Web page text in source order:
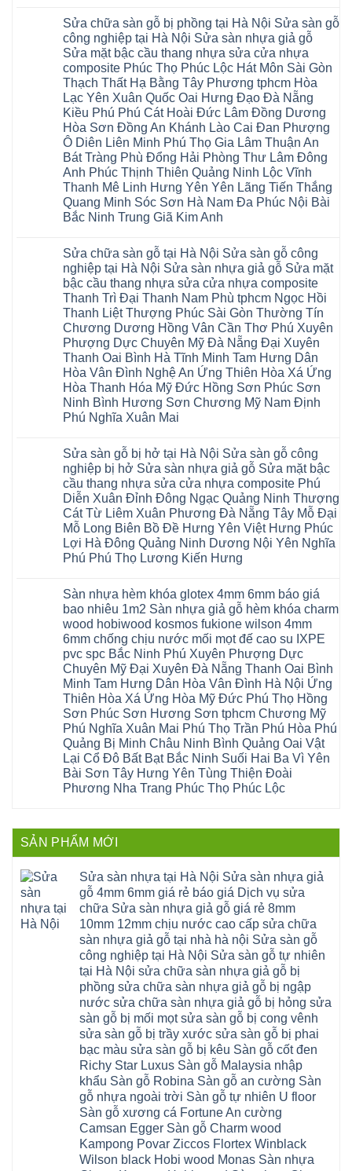
wood
đế
cao
su
IXPE
Hưng
Yên
Sài
Gòn
Ân
Thi
Hoàng
Mai
Hào
Tiên
Lữ
Từ
Liêm
Phù
Cừ
Thanh
Xuân
Kim
Động
Văn
Giang
Cầu
Giấy
Văn
Lâm
tphcm
Khoái
Châu
nhà
hà
nội
Ziccos
Flortex
black
Hobi
wood
Glotex
Kosmos
Hobi
wood
Charm
wood
đế
cao
su
IXPE
Phú
Trì
Thanh
Xuân
Đoan
Hùng
Thanh
Ba
Giấy
Hạ
Hòa
Cẩm
Khê
Tây
Hồ
Yên
Lập
Thanh
Ninh
hưng
yên
Lâm
Thao
Tam
Nông
hải
phòng
Thanh
Thủy
Hà
Nội
Sửa
sàn
giả
cong
vênh
Sửa
mặt
bậc
cầu
thang
nhựa
sửa
cửa
composite
tpHCM
Hoài
Đức
Bình
Dương
Thủ
Đức
Thanh
Xuân
Thái
Nguyên
Phú
Thọ
Bắc
Giang
Long
Biên
Hải
Dương
Bắc
Ninh
Gia
Lâm
Nam
Hà
Nội
Hưng
Yên
Đông
Anh
Nam
Định
Sóc
Sơn
Ninh
Bình
Thái
Bình
Vĩnh
Phúc
Tây
Hồ
Thanh
Hóa
Đống
Đa
Nghệ
An
bình
luận
ở
Sửa
sàn
gỗ
cong
vênh
tại
Hà
Nội
Sửa
sàn
gỗ
công
nghiệp
tại
Hà
Nội
nhựa
giả
gỗ
cong
vênh
Sửa
mặt
bậc
cầu
thang
nhựa
sửa
cửa
nhựa
composite
hoài
đức
đan
thanh
ứng
hòa
long
biên
sài
gòn
đông
anh
sóc
sơn
đà
nẵng
thanh
xuân
cầu
giấy
hoành
bồ
long
ninh
giang
hoàng
mai
quảng
ninh
tây
hồ
sơn
tây
thất
mê
đức
phòng
xuyên
giang
Sửa chữa sàn gỗ bị phồng tại Hà Nội Sửa sàn gỗ
công nghiệp tại Hà Nội Sửa sàn nhựa giả gỗ
Sửa mặt bậc cầu thang nhựa sửa cửa nhựa
composite Phúc Thọ Phúc Lộc Hát Môn Sài Gòn
Thạch Thất Hạ Bằng Tây Phương tphcm Hòa
Lạc Yên Xuân Quốc Oai Hưng Đạo Đà Nẵng
Kiều Phú Phú Cát Hoài Đức Lâm Đồng Dương
Hòa Sơn Đồng An Khánh Lào Cai Đan Phượng
Ô Diên Liên Minh Phú Thọ Gia Lâm Thuận An
Bát Tràng Phù Đổng Hải Phòng Thư Lâm Đông
Anh Phúc Thịnh Thiên Quảng Ninh Lộc Vĩnh
Thanh Mê Linh Hưng Yên Yên Lãng Tiến Thắng
Quang Minh Sóc Sơn Hà Nam Đa Phúc Nội Bài
Bắc Ninh Trung Giã Kim Anh
bình
luận
ở
Sửa
chữa
sàn
bị
phồng
tại
Hà
Sửa
sàn
gỗ
công
nghiệp
Nội
Sửa
sàn
nhựa
giả
gỗ
Sửa
mặt
bậc
cầu
thang
nhựa
nhựa
composite
Phúc
Thọ
Phúc
Lộc
Hát
Môn
Sài
Gòn
Thạch
Thất
Hạ
Bằng
Tây
Phương
tphcm
Hòa
Lạc
Yên
Xuân
Đạo
Đà
Nẵng
Hoài
Đồng
Đồng
Khánh
Phượng
Thuận
Tràng
Sửa chữa sàn gỗ tại Hà Nội Sửa sàn gỗ công
nghiệp tại Hà Nội Sửa sàn nhựa giả gỗ Sửa mặt
bậc cầu thang nhựa sửa cửa nhựa composite
Thanh Trì Đại Thanh Nam Phù tphcm Ngọc Hồi
Thanh Liệt Thượng Phúc Sài Gòn Thường Tín
Chương Dương Hồng Vân Cần Thơ Phú Xuyên
Phượng Dực Chuyên Mỹ Đà Nẵng Đại Xuyên
Thanh Oai Bình Hà Tĩnh Minh Tam Hưng Dân
Hòa Vân Đình Nghệ An Ứng Thiên Hòa Xá Ứng
Hòa Thanh Hóa Mỹ Đức Hồng Sơn Phúc Sơn
Ninh Bình Hương Sơn Chương Mỹ Nam Định
Phú Nghĩa Xuân Mai
bình
luận
ở
Sửa
chữa
sàn
gỗ
tại
Hà
Nội
Sửa
nghiệp
tại
Nội
Sửa
nhựa
giả
gỗ
Sửa
mặt
bậc
cầu
thang
nhựa
sửa
cửa
nhựa
composite
Thanh
Nam
Phù
Thanh
Thượng
Phúc
Thường
Dương
Hồng
Xuyên
Phượng
Chuyên
Nẵng
Xuyên
Thanh
Sửa sàn gỗ bị hở tại Hà Nội Sửa sàn gỗ công
nghiệp bị hở Sửa sàn nhựa giả gỗ Sửa mặt bậc
cầu thang nhựa sửa cửa nhựa composite Phú
Diễn Xuân Đỉnh Đông Ngạc Quảng Ninh Thượng
Cát Từ Liêm Xuân Phương Đà Nẵng Tây Mỗ Đại
Mỗ Long Biên Bồ Đề Hưng Yên Việt Hưng Phúc
Lợi Hà Đông Quảng Ninh Dương Nội Yên Nghĩa
Phú Phú Thọ Lương Kiến Hưng
bình
luận
ở
Sửa
sàn
gỗ
bị
hở
tại
Hà
Nội
sàn
gỗ
công
nghiệp
hở
Sửa
sàn
Sửa
mặt
bậc
cầu
nhựa
nhựa
composite
Đông
Quảng
Thượng
Xuân
Phương
Nẵng
Sàn nhựa hèm khóa glotex 4mm 6mm báo giá
bao nhiêu 1m2 Sàn nhựa giả gỗ hèm khóa charm
wood hobiwood kosmos fukione wilson 4mm
6mm chống chịu nước mối mọt đế cao su IXPE
pvc spc Bắc Ninh Phú Xuyên Phượng Dực
Chuyên Mỹ Đại Xuyên Đà Nẵng Thanh Oai Bình
Minh Tam Hưng Dân Hòa Vân Đình Hà Nội Ứng
Thiên Hòa Xá Ứng Hòa Mỹ Đức Phú Thọ Hồng
Sơn Phúc Sơn Hương Sơn tphcm Chương Mỹ
Phú Nghĩa Xuân Mai Phú Thọ Trần Phú Hòa Phú
Quảng Bị Minh Châu Ninh Bình Quảng Oai Vật
Lại Cổ Đô Bất Bạt Bắc Ninh Suối Hai Ba Vì Yên
Bài Sơn Tây Hưng Yên Tùng Thiện Đoài
Phương Nha Trang Phúc Thọ Phúc Lộc
luận
ở
glotex
4mm
nhiêu
charm
wood
hobiwood
kosmos
fukione
4mm
nước
SẢN PHẨM MỚI
Sửa sàn nhựa tại Hà Nội Sửa sàn nhựa giả
gỗ 4mm 6mm giá rẻ báo giá Dịch vụ sửa
chữa Sửa sàn nhựa giả gỗ giá rẻ 8mm
10mm 12mm chịu nước cao cấp sửa chữa
sàn nhựa giả gỗ tại nhà hà nội Sửa sàn gỗ
công nghiệp tại Hà Nội Sửa sàn gỗ tự nhiên
tại Hà Nội sửa chữa sàn nhựa giả gỗ bị
phồng sửa chữa sàn nhựa giả gỗ bị ngập
nước sửa chữa sàn nhựa giả gỗ bị hỏng sửa
sàn gỗ bị mối mọt sửa sàn gỗ bị cong vênh
sửa sàn gỗ bị trầy xước sửa sàn gỗ bị phai
bạc màu sửa sàn gỗ bị kêu Sàn gỗ cốt đen
Richy Star Luxus Sàn gỗ Malaysia nhập
khẩu Sàn gỗ Robina Sàn gỗ an cường Sàn
gỗ nhựa ngoài trời Sàn gỗ tự nhiên U floor
Sàn gỗ xương cá Fortune An cường
Camsan Egger Sàn gỗ Charm wood
Kampong Povar Ziccos Flortex Winblack
Wilson black Hobi wood Monas Sàn nhựa